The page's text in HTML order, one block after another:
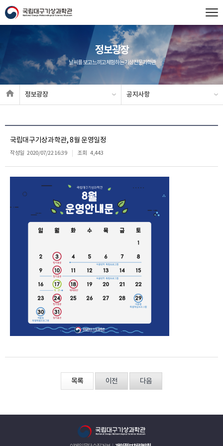
정보광장
날씨를 보고 느끼고 체험하는 기상전문과학관
정보광장 공지사항
국립대구기상과학관, 8월 운영일정
작성일 2020/07/22 16:39 조회 4,443
목록 이전 다음